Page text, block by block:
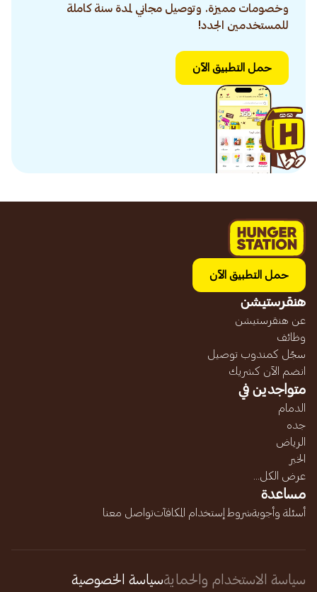
وخصومات مميزة. وتوصيل مجاني لمدة سنة كاملة
للمستخدمين الجدد!
حمل التطبيق الآن
حمل التطبيق الآن
هنقرستيشن
عن هنقرستيشن
وظائف
سجّل كمندوب توصيل
انضم الآن كشريك
متواجدين في
الدمام
جده
الرياض
الخبر
عرض الكل...
مساعدة
أسئلة وأجوبةشروط إستخدام المكافآتتواصل معنا
سياسة الاستخدام والحمايةسياسة الخصوصية